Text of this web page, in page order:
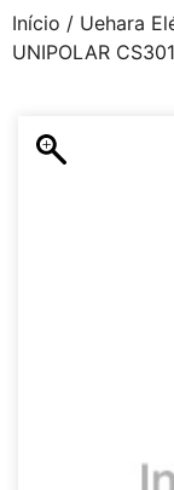
Início / Uehara
UNIPOLAR